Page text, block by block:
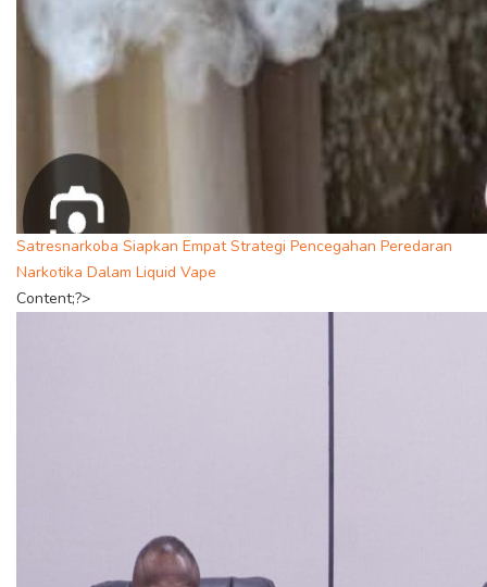
Satresnarkoba Siapkan Empat Strategi Pencegahan Peredaran
Narkotika Dalam Liquid Vape
Content;?>